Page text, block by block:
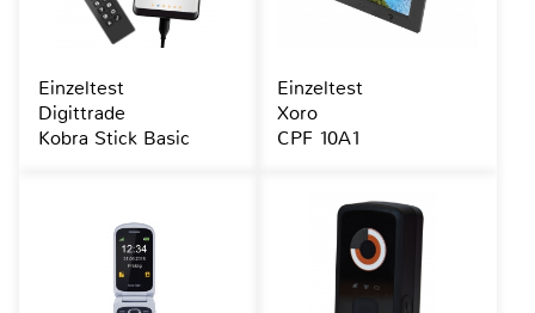
Einzeltest
Digittrade
Kobra Stick Basic
Einzeltest
Xoro
CPF 10A1